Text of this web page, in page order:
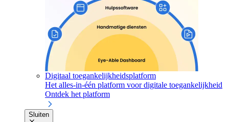
Digitaal toegankelijkheidsplatform
Het alles-in-één platform voor digitale toegankelijkheid
Ontdek het platform
Sluiten